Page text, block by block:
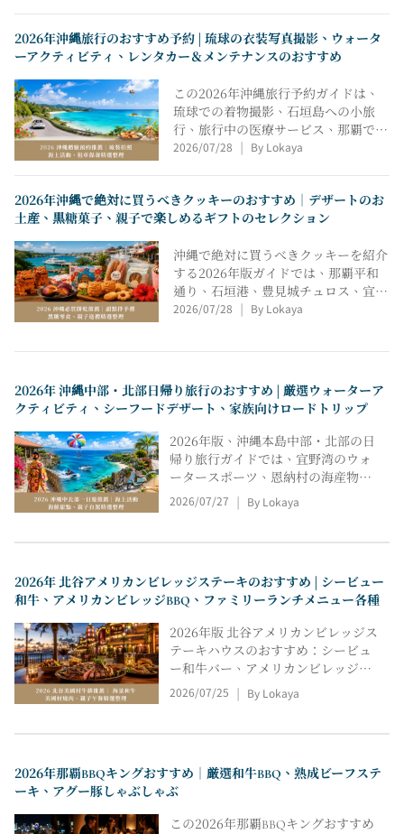
気、おすすめのシーンなどを比較する
ことで、半日旅行、終日旅行、家族旅
人旅など、あらゆる旅行プランを素早
く立てることができます。
2026年沖縄旅行のおすすめ予約 | 琉球の衣装写真撮影、ウォータ
ーアクティビティ、レンタカー＆メンテナンスのおすすめ
この2026年沖縄旅行予約ガイドは、
琉球での着物撮影、石垣島への小旅
行、旅行中の医療サービス、那覇での
レンタカー、宜野湾のウォーターアク
羅しています。場所、料金、人数、参
加資格、天気、保険、集合場所、キャ
し、家族連れ、カップル、一人旅、友
人同士、長期滞在者、車での旅行な
ど、あらゆる旅行者がスムーズに旅行
計画を立てられるようサポートしま
2026/07/28 By Lokaya
2026年沖縄で絶対に買うべきクッキーのおすすめ｜デザートのお
土産、黒糖菓子、親子で楽しめるギフトのセレクション
沖縄で絶対に買うべきクッキーを紹介
する2026年版ガイドでは、那覇平和
通り、石垣港、豊見城チュロス、宜野
湾ベーカリー、茶谷クレープ、今の貴
フトオプション、適したシーンなどを
比較し、家族連れ、同僚、カップル、
ロードトリップ旅行者が沖縄のお菓子
やお土産を素早く選べるようサポート
します。
2026/07/28 By Lokaya
2026年 沖縄中部・北部日帰り旅行のおすすめ | 厳選ウォーターア
クティビティ、シーフードデザート、家族向けロードトリップ
2026年版、沖縄本島中部・北部の日
帰り旅行ガイドでは、宜野湾のウォ
ータースポーツ、恩納村の海産物、
宜野湾アグーのディナー、アメリカ
料理、海辺のバーベキュー、伊藤の
場所、料金、天気、駐車場、集合場
所、保険、雰囲気、おすすめのプラ
ル、友人同士、グループ旅行など、
あらゆるニーズに対応できるよう、
旅行プランを分かりやすくまとめて
います。
2026/07/27 By Lokaya
2026年 北谷アメリカンビレッジステーキのおすすめ | シービュー
和牛、アメリカンビレッジBBQ、ファミリーランチメニュー各種
2026年版 北谷アメリカンビレッジス
テーキハウスのおすすめ：シービュ
ー和牛バー、アメリカンビレッジ
BBQ、タコライス、クレープデザー
ト、三泉ライブ沖縄料理、セットメ
数、雰囲気、利用シーンなどを比較
検討することで、家族連れ、カップ
2026/07/25 By Lokaya
2026年那覇BBQキングおすすめ｜厳選和牛BBQ、熟成ビーフステ
ーキ、アグー豚しゃぶしゃぶ
この2026年那覇BBQキングおすすめ